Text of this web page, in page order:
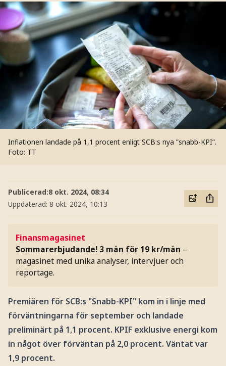
Inflationen landade på 1,1 procent enligt SCB:s nya ”snabb-KPI”.
Foto: TT
Publicerad:8 okt. 2024, 08:34
Uppdaterad: 8 okt. 2024, 10:13
Finansmagasinet
Sommarerbjudande! 3 mån för 19 kr/mån –
magasinet med unika analyser, intervjuer och
reportage.
Premiären för SCB:s "Snabb-KPI" kom in i linje med
förväntningarna för september och landade
preliminärt på 1,1 procent. KPIF exklusive energi kom
in något över förväntan på 2,0 procent. Väntat var
1,9 procent.